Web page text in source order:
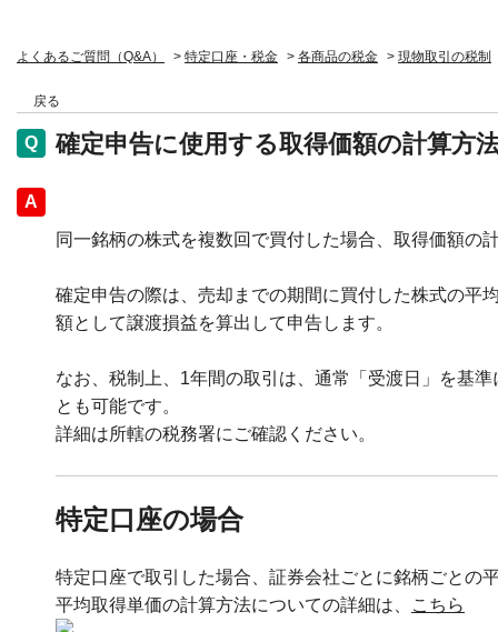
よくあるご質問（Q&A） > 特定口座・税金 > 各商品の税金 > 現物取引の税制
戻る
確定申告に使用する取得価額の計算方
回答
同一銘柄の株式を複数回で買付した場合、取得価額の
確定申告の際は、売却までの期間に買付した株式の平
額として譲渡損益を算出して申告します。
なお、税制上、1年間の取引は、通常「受渡日」を基
とも可能です。
詳細は所轄の税務署にご確認ください。
特定口座の場合
特定口座で取引した場合、証券会社ごとに銘柄ごとの
平均取得単価の計算方法についての詳細は、
こちら